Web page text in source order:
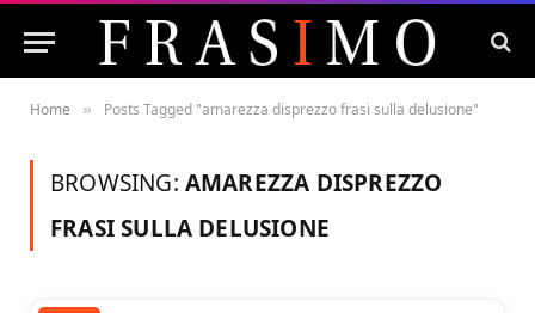
Home » Posts Tagged "amarezza disprezzo frasi sulla delusione"
BROWSING: AMAREZZA DISPREZZO
FRASI SULLA DELUSIONE